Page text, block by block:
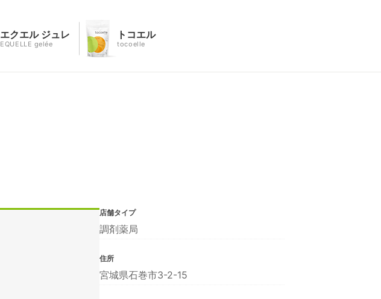
エクエル ジュレ
EQUELLE gelée
トコエル
tocoelle
店舗タイプ
調剤薬局
住所
宮城県石巻市3-2-15